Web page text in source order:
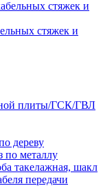
стяжек и
плиты/ГСК/ГВЛ
дереву
по металлу
такелажная, шакл
передачи